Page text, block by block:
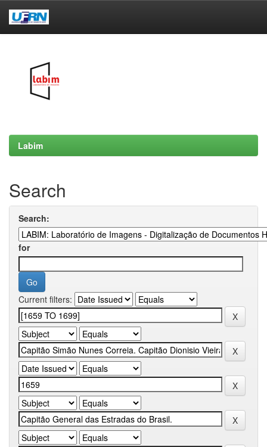
Labim
Search
Search:
for
Current filters: